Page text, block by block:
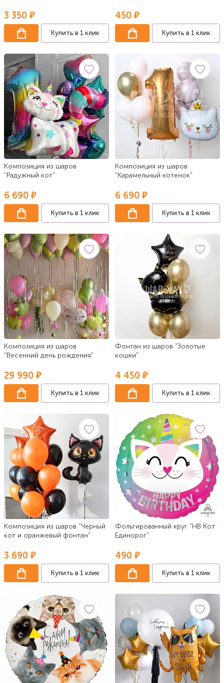
3 350 ₽
Купить в 1 клик
450 ₽
Купить в 1 клик
Композиция из шаров
"Радужный кот"
6 690 ₽
Купить в 1 клик
Композиция из шаров
"Карамельный котенок"
6 690 ₽
Купить в 1 клик
Композиция из шаров
"Весенний день рождения"
29 990 ₽
Купить в 1 клик
Фонтан из шаров "Золотые
кошки"
4 450 ₽
Купить в 1 клик
Композиция из шаров "Черный
кот и оранжевый фонтан"
3 690 ₽
Купить в 1 клик
Фольгированный круг "НВ Кот
Единорог"
490 ₽
Купить в 1 клик